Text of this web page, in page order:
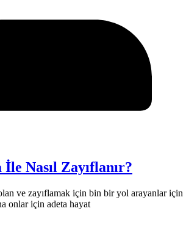
Nasıl Zayıflanır?
ve zayıflamak için bin bir yol arayanlar için
onlar için adeta hayat